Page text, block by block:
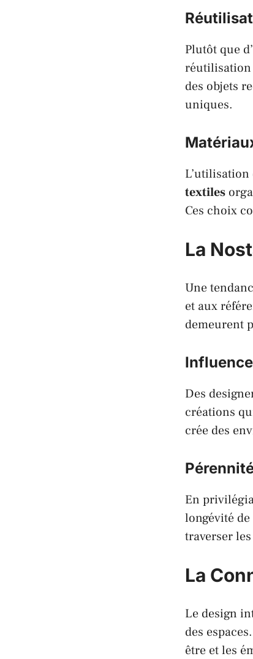
Plutôt que
réutilisation
des objets
uniques.
textiles
Ces choix
La
Une
et aux
demeurent
Des
créations
crée des
En
longévité
traverser
La
Le design
des
être et les